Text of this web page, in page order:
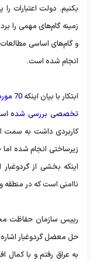
بکنیم. دولت اعتبارات
زمینه گام‌های مهمی را
و گام‌های اساسی مطالعات
انجام شده است.
ابتکار با بیان اینکه
70
تخصصی بررسی شده
کاربردی داشت به سمت
زیرساختی انجام شده
اینکه بخشی از
نا‌امنی است که در منطقه
رییس سازمان حفاظت
حل معضل گردوغبار
به عراق رفتم و با کمال